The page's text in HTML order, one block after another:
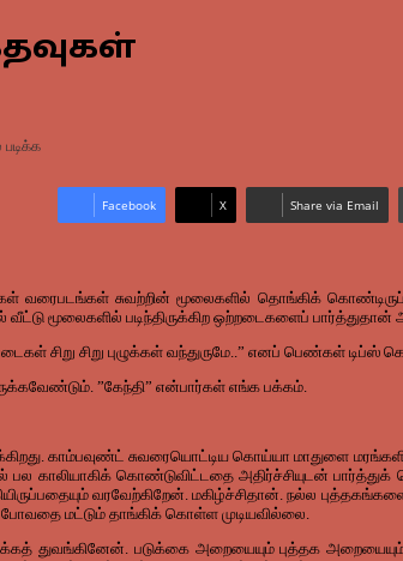
படிக்க
Facebook X Share via Email
வரைபடங்கள் சுவற்றின் மூலைகளில் தொங்கிக்
வீட்டு மூலைகளில் படிந்திருக்கிற ஒற்றடைகளைப்
சிறு புழுக்கள் வந்துருமே..” எனப் பெண்கள் டிப்ஸ்
”கேந்தி” என்பார்கள் எங்க பக்கம்.
காம்பவுண்ட் சுவரையொட்டிய கொய்யா மாதுளை மரங்களில்
காலியாகிக் கொண்டுவிட்டதை அதிர்ச்சியுடன்
வரவேற்கிறேன். மகிழ்ச்சிதான். நல்ல
மட்டும் தாங்கிக் கொள்ள முடியவில்லை.
துவங்கினேன். படுக்கை அறையையும் புத்தக